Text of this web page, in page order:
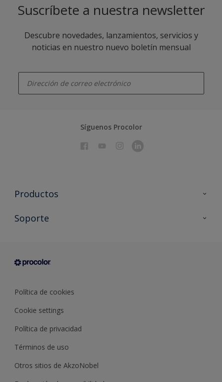
Suscríbete a nuestra newsletter
Descubre novedades, lanzamientos, servicios y
noticias en nuestro nuevo boletín mensual
Síguenos Procolor
Productos
Todos los productos
Condiciones generales de venta
Soporte
Sobre Procolor
Política de cookies
Cookie settings
Política de privacidad
Términos de uso
Otros sitios de AkzoNobel